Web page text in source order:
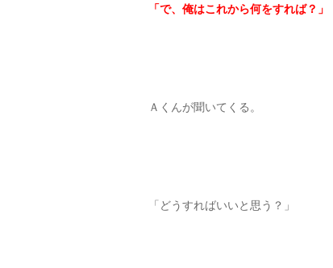
「で、俺はこれから何をすれば？」
Ａくんが聞いてくる。
「どうすればいいと思う？」